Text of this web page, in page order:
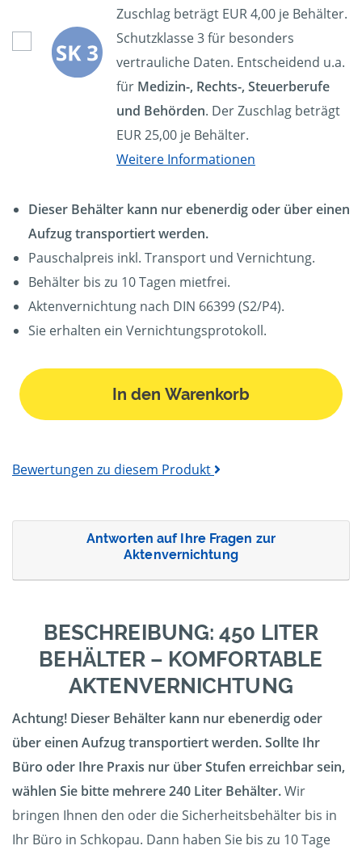
Zuschlag beträgt EUR 4,00 je Behälter.
Schutzklasse 3 für besonders
vertrauliche Daten. Entscheidend u.a.
für Medizin-, Rechts-, Steuerberufe
und Behörden. Der Zuschlag beträgt
EUR 25,00 je Behälter.
Weitere Informationen
Dieser Behälter kann nur ebenerdig oder über einen
Aufzug transportiert werden.
Pauschalpreis inkl. Transport und Vernichtung.
Behälter bis zu 10 Tagen mietfrei.
Aktenvernichtung nach DIN 66399 (S2/P4).
Sie erhalten ein Vernichtungsprotokoll.
In den Warenkorb
Bewertungen zu diesem Produkt
Antworten auf Ihre Fragen zur
Aktenvernichtung
BESCHREIBUNG: 450 LITER
BEHÄLTER – KOMFORTABLE
AKTENVERNICHTUNG
Achtung! Dieser Behälter kann nur ebenerdig oder
über einen Aufzug transportiert werden. Sollte Ihr
Büro oder Ihre Praxis nur über Stufen erreichbar sein,
wählen Sie bitte mehrere 240 Liter Behälter.Wir
bringen Ihnen den oder die Sicherheitsbehälter bis in
Ihr Büro in Schkopau. Dann haben Sie bis zu 10 Tage